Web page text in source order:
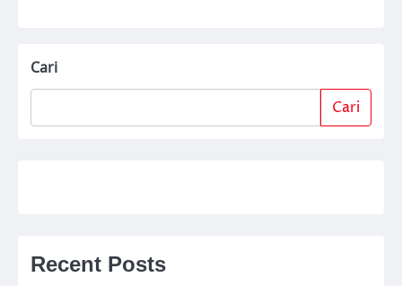
Cari
Cari
Recent Posts